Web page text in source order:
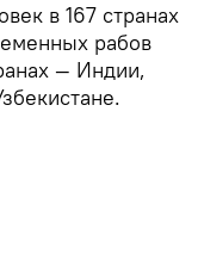
в 167 странах
рабов
— Индии,